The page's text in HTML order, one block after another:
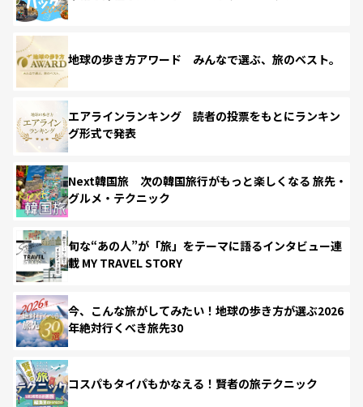
地球の歩き方アワード みんなで選ぶ、旅のベスト。
エアラインランキング 読者の投票をもとにランキン
グ形式で発表
Next韓国旅 次の韓国旅行がもっと楽しくなる 旅先・
グルメ・テクニック
旬な“あの人”が「旅」をテーマに語るインタビュー連
載 MY TRAVEL STORY
今、こんな旅がしてみたい！地球の歩き方が選ぶ2026
年絶対行くべき旅先30
コスパもタイパもかなえる！賢者の旅テクニック